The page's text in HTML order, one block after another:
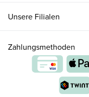
Unsere Filialen
Zahlungsmethoden